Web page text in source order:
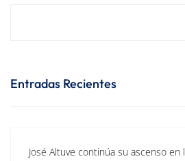
Entradas Recientes
José Altuve continúa su ascenso en